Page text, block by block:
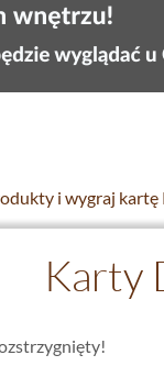
i wygraj kartę
Karty